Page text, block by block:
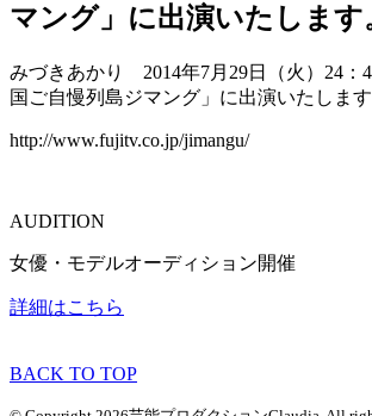
マング」に出演いたします
みづきあかり 2014年7月29日（火）24
国ご自慢列島ジマング」に出演いたします
http://www.fujitv.co.jp/jimangu/
AUDITION
女優・モデルオーディション開催
詳細はこちら
BACK TO TOP